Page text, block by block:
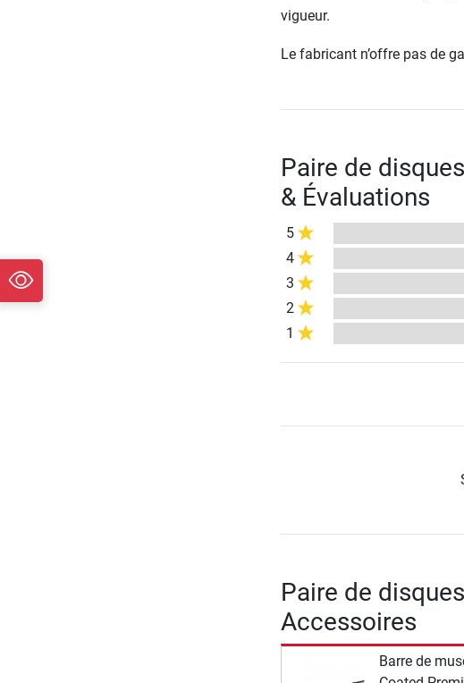
vigueur.
Le fabricant n’offre pas de
Paire de
& Évaluations
5
4
3
2
1
Paire de
Accessoires
Barre de